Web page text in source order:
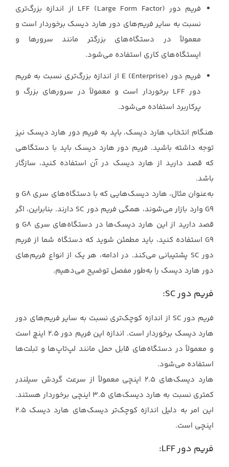
فریم دور ‏LFF (Large Form Factor)‎‏ از اندازه بزرگ‌تری
نسبت به سایر فریم‌های دور ‏هارد دیسک برخوردار است و
معمولاً در دستگاه‌های بزرگتر مانند سرورها و
ایستگاه‌های ‏کاری استفاده می‌شود.‏
فریم دور ‏E (Enterprise)‎‏ از اندازه بزرگ‌تری نسبت به فریم
دور ‏LFF‏ برخوردار است و ‏معمولاً در سرورهای بزرگ و
پرکاربرد استفاده می‌شود.‏
هنگام انتخاب هارد دیسک، باید به فریم دور هارد دیسک نیز
توجه داشته باشید. فریم دور هارد دیسک ‏باید با دستگاهی
که قصد دارید از هارد دیسک در آن استفاده کنید، سازگار
باشد.‏
به‌عنوان مثال، هارد دیسک‌هایی که با دستگاه‌های سری ‏G8‎‏ و
‏G9‎‏ وارد بازار می‌شوند، همگی فریم ‏دور ‏SC‏ دارند. بنابراین، اگر
قصد دارید از این هارد دیسک‌ها در دستگاه‌های سری ‏G8‎‏ و
‏G9‎‏ استفاده ‏کنید، باید مطمئن شوید که دستگاه شما از فریم
دور ‏SC‏ پشتیبانی می‌کند. در ادامه، هر یک از انواع ‏فریم‌های
دور هارد دیسک را به‌طور مفصل توضیح می‌دهیم.‏
فریم دور ‏SC‏:‏
فریم دور ‏SC‏ از اندازه کوچک‌تری نسبت به سایر فریم‌های دور
هارد دیسک برخوردار است. اندازه ‏این فریم دور 2.5 اینچ است
و معمولاً در دستگاه‌های قابل حمل مانند لپ‌تاپ‌ها و تبلت‌ها
استفاده ‏می‌شود.‏
هارد دیسک‌های 2.5 اینچی معمولاً از سرعت گردش سیلندر
کمتری نسبت به هارد دیسک‌های 3.5 ‏اینچی برخوردار هستند.
این امر به دلیل اندازه کوچک‌تر دیسک‌های هارد دیسک 2.5
اینچی است.‏
فریم دور ‏LFF‏: